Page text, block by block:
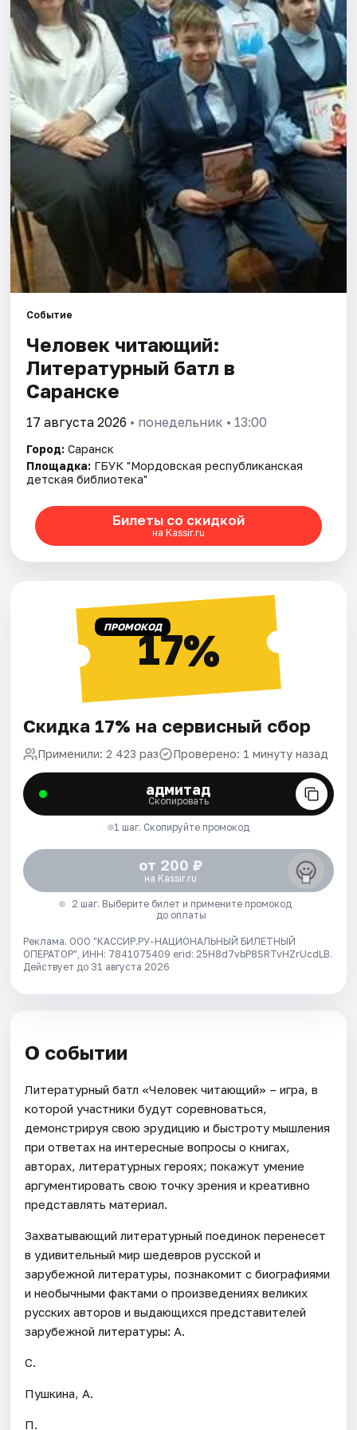
Площадки
Артисты
Рейтинги
Событие
Человек читающий:
Литературный батл в
Саранске
17 августа 2026 • понедельник • 13:00
Город: Саранск
Площадка: ГБУК "Мордовская республиканская
детская библиотека"
Билеты со скидкой
на Kassir.ru
ПРОМОКОД17%
Скидка 17% на сервисный сбор
Применили: 2 423 раз Проверено: 1 минуту назад
адмитад
Скопировать
1 шаг. Скопируйте промокод
от 200 ₽
на Kassir.ru
2 шаг. Выберите билет и примените промокод
до оплаты
Реклама. ООО "КАССИР.РУ-НАЦИОНАЛЬНЫЙ БИЛЕТНЫЙ
ОПЕРАТОР", ИНН: 7841075409 erid: 25H8d7vbP8SRTvHZrUcdLB.
Действует до 31 августа 2026
О событии
Литературный батл «Человек читающий» – игра, в
которой участники будут соревноваться,
демонстрируя свою эрудицию и быстроту мышления
при ответах на интересные вопросы о книгах,
авторах, литературных героях; покажут умение
аргументировать свою точку зрения и креативно
представлять материал.
Захватывающий литературный поединок перенесет
в удивительный мир шедевров русской и
зарубежной литературы, познакомит с биографиями
и необычными фактами о произведениях великих
русских авторов и выдающихся представителей
зарубежной литературы: А.
С.
Пушкина, А.
П.